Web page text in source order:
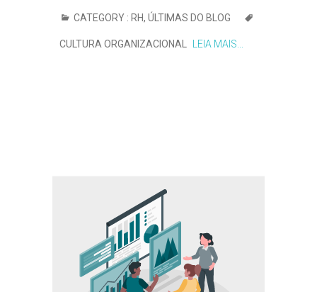
CATEGORY : RH, ÚLTIMAS DO BLOG
CULTURA ORGANIZACIONAL LEIA MAIS...